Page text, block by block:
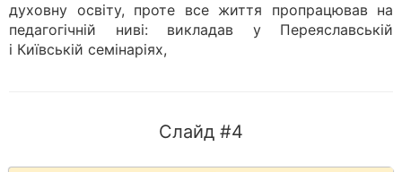
духовну освіту, проте все життя пропрацював на
педагогічній ниві: викладав у Переяславській
і Київській семінаріях,
Слайд #4